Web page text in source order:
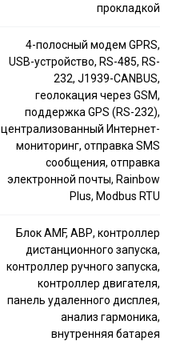
прокладкой
4-полосный модем GPRS,
USB-устройство, RS-485, RS-
232, J1939-CANBUS,
геолокация через GSM,
поддержка GPS (RS-232),
централизованный Интернет-
мониторинг, отправка SMS
сообщения, отправка
электронной почты, Rainbow
Plus, Modbus RTU
Блок AMF, АВР, контроллер
дистанционного запуска,
контроллер ручного запуска,
контроллер двигателя,
панель удаленного дисплея,
анализ гармоника,
внутренняя батарея